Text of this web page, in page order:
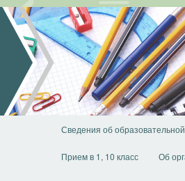
Перейти
основному
содержимому
Сведения об
Прием в 1, 10 класс Об